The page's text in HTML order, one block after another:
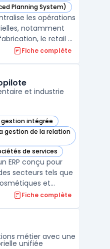
Planning System)
dans cette catégorie
les opérations
notamment
le retail et
Le logiciel
ER ...
Fiche complète
et industrie
gestion intégrée
cette catégorie
gestion de la relation
cette catégorie
de services
cette catégorie
ERP conçu pour
secteurs tels que
et
intègre les
domaines
Fiche complète
métier avec une
unifiée